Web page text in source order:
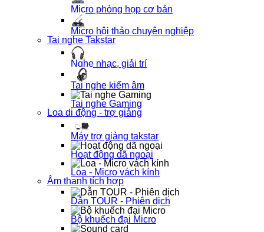
Micro phòng họp cơ bản
Micro hội thảo chuyên nghiệp
Tai nghe Takstar
Nghe nhạc, giải trí
Tai nghe kiểm âm
Tai nghe Gaming
Loa di động - trợ giảng
Máy trợ giảng takstar
Hoạt động dã ngoại
Loa - Micro vách kính
Âm thanh tích hợp
Dẫn TOUR - Phiên dịch
Bộ khuếch đại Micro